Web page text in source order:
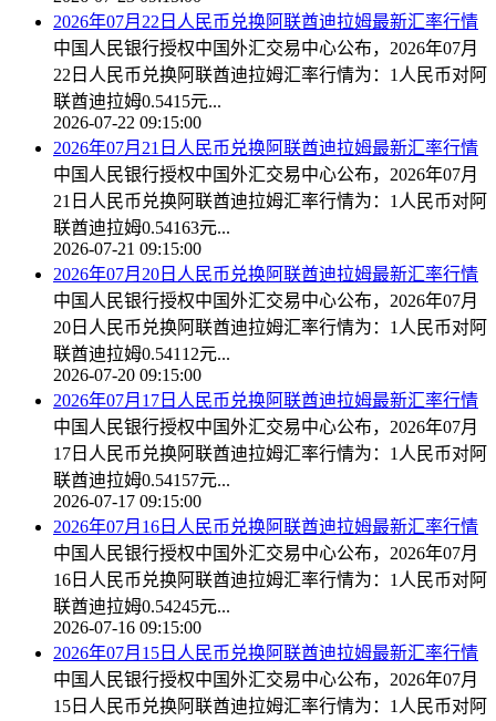
2026年07月22日人民币兑换阿联酋迪拉姆最新汇率行情
中国人民银行授权中国外汇交易中心公布，2026年07月
22日人民币兑换阿联酋迪拉姆汇率行情为：1人民币对阿
联酋迪拉姆0.5415元...
2026-07-22 09:15:00
2026年07月21日人民币兑换阿联酋迪拉姆最新汇率行情
中国人民银行授权中国外汇交易中心公布，2026年07月
21日人民币兑换阿联酋迪拉姆汇率行情为：1人民币对阿
联酋迪拉姆0.54163元...
2026-07-21 09:15:00
2026年07月20日人民币兑换阿联酋迪拉姆最新汇率行情
中国人民银行授权中国外汇交易中心公布，2026年07月
20日人民币兑换阿联酋迪拉姆汇率行情为：1人民币对阿
联酋迪拉姆0.54112元...
2026-07-20 09:15:00
2026年07月17日人民币兑换阿联酋迪拉姆最新汇率行情
中国人民银行授权中国外汇交易中心公布，2026年07月
17日人民币兑换阿联酋迪拉姆汇率行情为：1人民币对阿
联酋迪拉姆0.54157元...
2026-07-17 09:15:00
2026年07月16日人民币兑换阿联酋迪拉姆最新汇率行情
中国人民银行授权中国外汇交易中心公布，2026年07月
16日人民币兑换阿联酋迪拉姆汇率行情为：1人民币对阿
联酋迪拉姆0.54245元...
2026-07-16 09:15:00
2026年07月15日人民币兑换阿联酋迪拉姆最新汇率行情
中国人民银行授权中国外汇交易中心公布，2026年07月
15日人民币兑换阿联酋迪拉姆汇率行情为：1人民币对阿